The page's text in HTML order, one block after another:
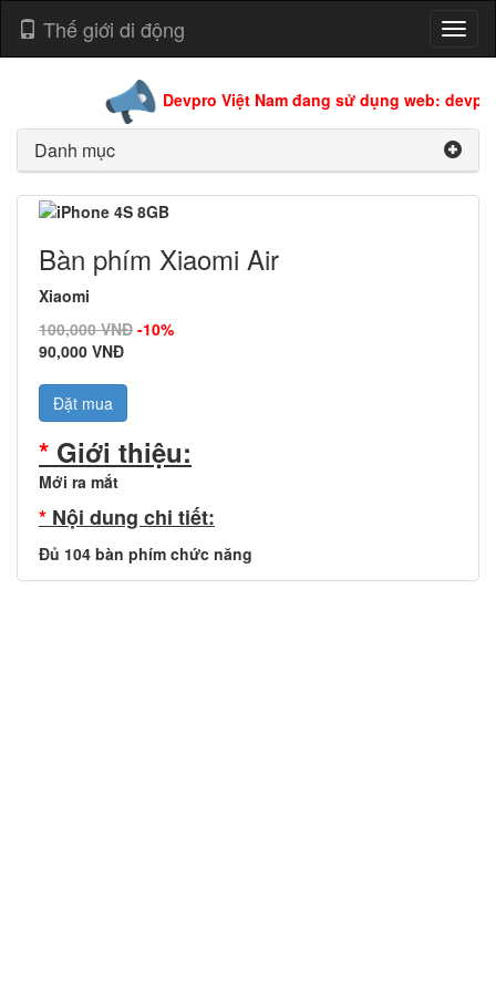
Thế giới di động
Devpro Việt Nam đang sử dụng web:
Danh mục
Bàn phím Xiaomi Air
Xiaomi
100,000 VNĐ -10%
90,000 VNĐ
Đặt mua
* Giới thiệu:
Mới ra mắt
* Nội dung chi tiết:
Đủ 104 bàn phím chức năng